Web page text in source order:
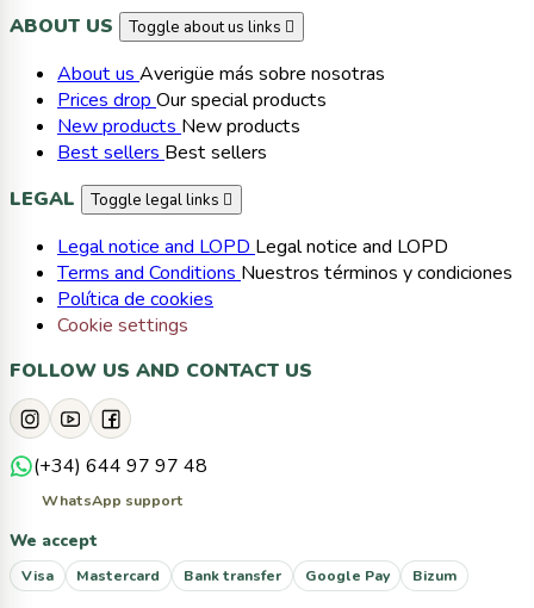
ABOUT US
Toggle about us links 
About us Averigüe más sobre nosotras
Prices drop Our special products
New products New products
Best sellers Best sellers
LEGAL
Toggle legal links 
Legal notice and LOPD Legal notice and LOPD
Terms and Conditions Nuestros términos y condiciones
Política de cookies
Cookie settings
FOLLOW US AND CONTACT US
(+34) 644 97 97 48
WhatsApp support
We accept
Visa Mastercard Bank transfer Google Pay Bizum